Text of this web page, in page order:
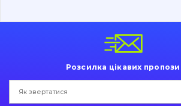
Розсилка цікавих